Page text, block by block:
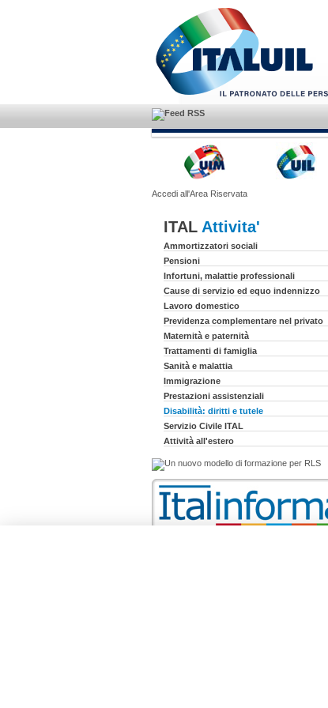
Accedi all'Area Riservata
ITAL Attivita'
Ammortizzatori sociali
Pensioni
Infortuni, malattie professionali
Cause di servizio ed equo indennizzo
Lavoro domestico
Previdenza complementare nel privato
Maternità e paternità
Trattamenti di famiglia
Sanità e malattia
Immigrazione
Prestazioni assistenziali
Disabilità: diritti e tutele
Servizio Civile ITAL
Attività all'estero